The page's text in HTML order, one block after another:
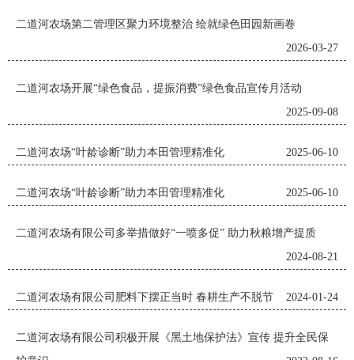
二道河农场第二管理区聚力环境整治 绘就绿色田园新画卷
2026-03-27
二道河农场开展“绿色食品，提振消费”绿色食品宣传月活动
2025-09-08
二道河农场“叶龄诊断”助力本田管理精准化 2025-06-10
二道河农场“叶龄诊断”助力本田管理精准化 2025-06-10
二道河农场有限公司多举措做好“一喷多促” 助力秋粮增产提质
2024-08-21
二道河农场有限公司肥料下摆正当时 春耕生产不脱节 2024-01-24
二道河农场有限公司积极开展《黑土地保护法》宣传 提升全民保